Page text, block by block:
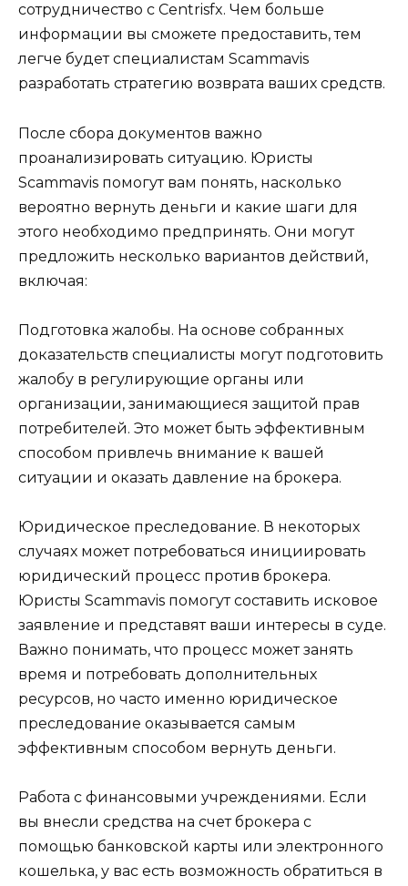
сотрудничество с Centrisfx. Чем больше
информации вы сможете предоставить, тем
легче будет специалистам Scammavis
разработать стратегию возврата ваших средств.
После сбора документов важно
проанализировать ситуацию. Юристы
Scammavis помогут вам понять, насколько
вероятно вернуть деньги и какие шаги для
этого необходимо предпринять. Они могут
предложить несколько вариантов действий,
включая:
Подготовка жалобы. На основе собранных
доказательств специалисты могут подготовить
жалобу в регулирующие органы или
организации, занимающиеся защитой прав
потребителей. Это может быть эффективным
способом привлечь внимание к вашей
ситуации и оказать давление на брокера.
Юридическое преследование. В некоторых
случаях может потребоваться инициировать
юридический процесс против брокера.
Юристы Scammavis помогут составить исковое
заявление и представят ваши интересы в суде.
Важно понимать, что процесс может занять
время и потребовать дополнительных
ресурсов, но часто именно юридическое
преследование оказывается самым
эффективным способом вернуть деньги.
Работа с финансовыми учреждениями. Если
вы внесли средства на счет брокера с
помощью банковской карты или электронного
кошелька, у вас есть возможность обратиться в